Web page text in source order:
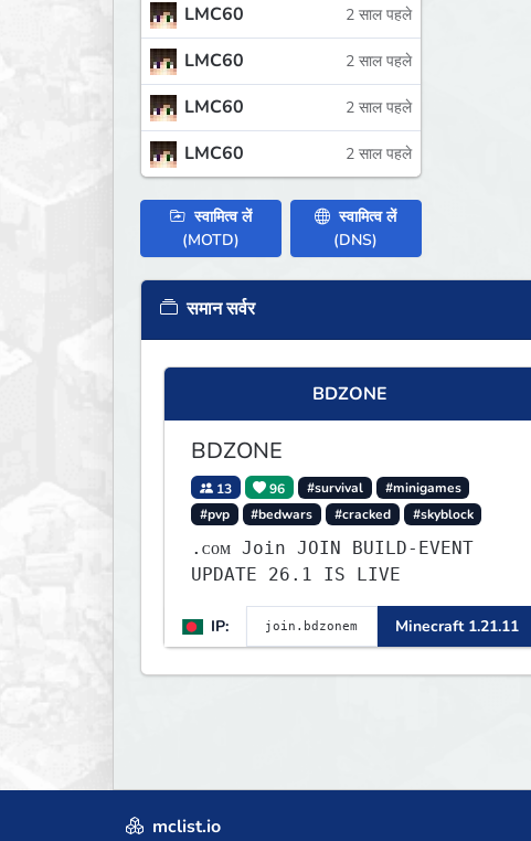
LMC60 2 साल पहले
LMC60 2 साल पहले
LMC60 2 साल पहले
LMC60 2 साल पहले
स्वामित्व लें
(MOTD)
स्वामित्व लें
(DNS)
समान सर्वर
BDZONE
BDZONE
13 96 #survival
#minigames
#pvp
#bedwars #cracked #skyblock
.ᴄᴏᴍ Join JOIN BUILD-EVENT
UPDATE 26.1 IS LIVE
IP: Minecraft 1.21.11
mclist.io